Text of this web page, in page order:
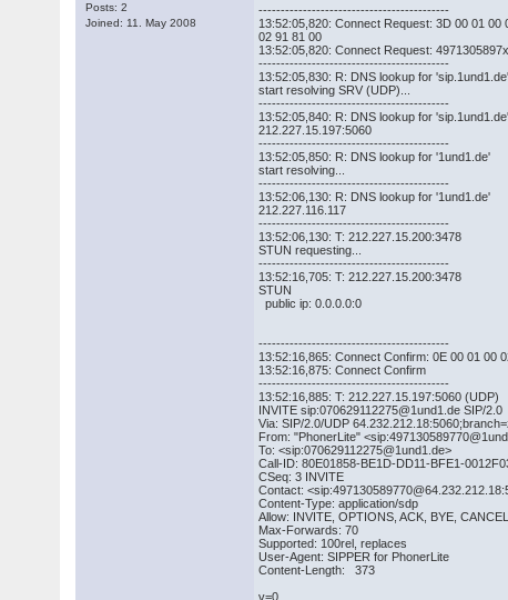
Posts: 2
Joined: 11. May 2008
-------------------------------------------
13:52:05,820: Connect Request: 3D 00 01
02 91 81 00
13:52:05,820: Connect Request:
-------------------------------------------
13:52:05,830: R: DNS lookup for 'sip.1und1.de'
start resolving SRV (UDP)...
-------------------------------------------
13:52:05,840: R: DNS lookup for 'sip.1und1.de'
212.227.15.197:5060
-------------------------------------------
13:52:05,850: R: DNS lookup for '1und1.de'
start resolving...
-------------------------------------------
13:52:06,130: R: DNS lookup for '1und1.de'
212.227.116.117
-------------------------------------------
13:52:06,130: T: 212.227.15.200:3478
STUN requesting...
-------------------------------------------
13:52:16,705: T: 212.227.15.200:3478
STUN
public ip: 0.0.0.0:0
-------------------------------------------
13:52:16,865: Connect Confirm: 0E 00 01 00
13:52:16,875: Connect Confirm
-------------------------------------------
13:52:16,885: T: 212.227.15.197:5060 (UDP)
INVITE sip:070629112275@1und1.de SIP/2.0
Via: SIP/2.0/UDP
From: "PhonerLite"
To: <sip:070629112275@1und1.de>
Call-ID: 80E01858-BE1D-DD11-BFE1-
CSeq: 3 INVITE
Contact:
Content-Type: application/sdp
Allow: INVITE, OPTIONS, ACK, BYE,
Max-Forwards: 70
Supported: 100rel, replaces
User-Agent: SIPPER for PhonerLite
Content-Length: 373
v=0